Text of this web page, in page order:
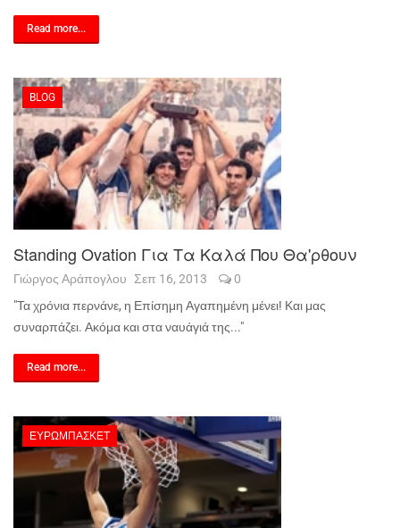
Read more...
BLOG
Standing Ovation Για Τα Καλά Που Θα'ρθουν
Γιώργος Αράπογλου Σεπ 16, 2013
0
"Τα χρόνια περνάνε, η Επίσημη Αγαπημένη μένει! Και μας
συναρπάζει. Ακόμα και στα ναυάγιά της..."
Read more...
ΕΥΡΩΜΠΆΣΚΕΤ